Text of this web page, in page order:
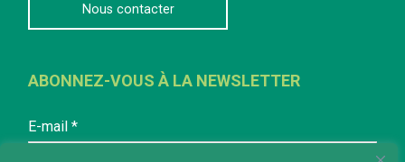
Nous contacter
ABONNEZ-VOUS À LA NEWSLETTER
E-mail *